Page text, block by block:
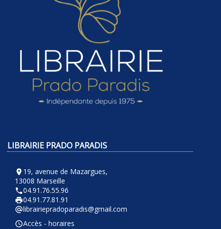
LIBRAIRIE PRADO PARADIS
room 19, avenue de Mazargues,
13008 Marseille
phone04.91.76.55.96
local_printshop04.91.77.81.91
alternate_emaillibrairiepradoparadis@gmail.com
query_builderAccès - horaires